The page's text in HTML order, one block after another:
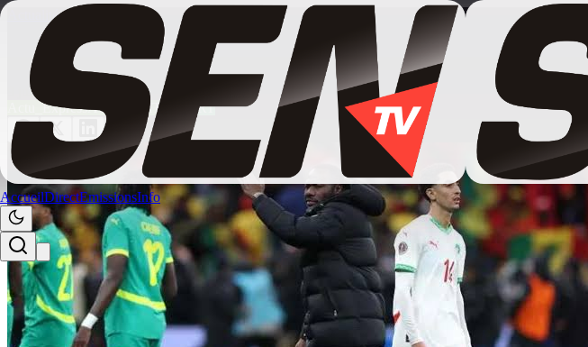
AccueilDirectEmissionsInfo
Actualités/
Arabie Saoudite vs Sénégal : la composition officielle des Lions
9 juin 2026
Actu_ExpressACTUALITE SPORT